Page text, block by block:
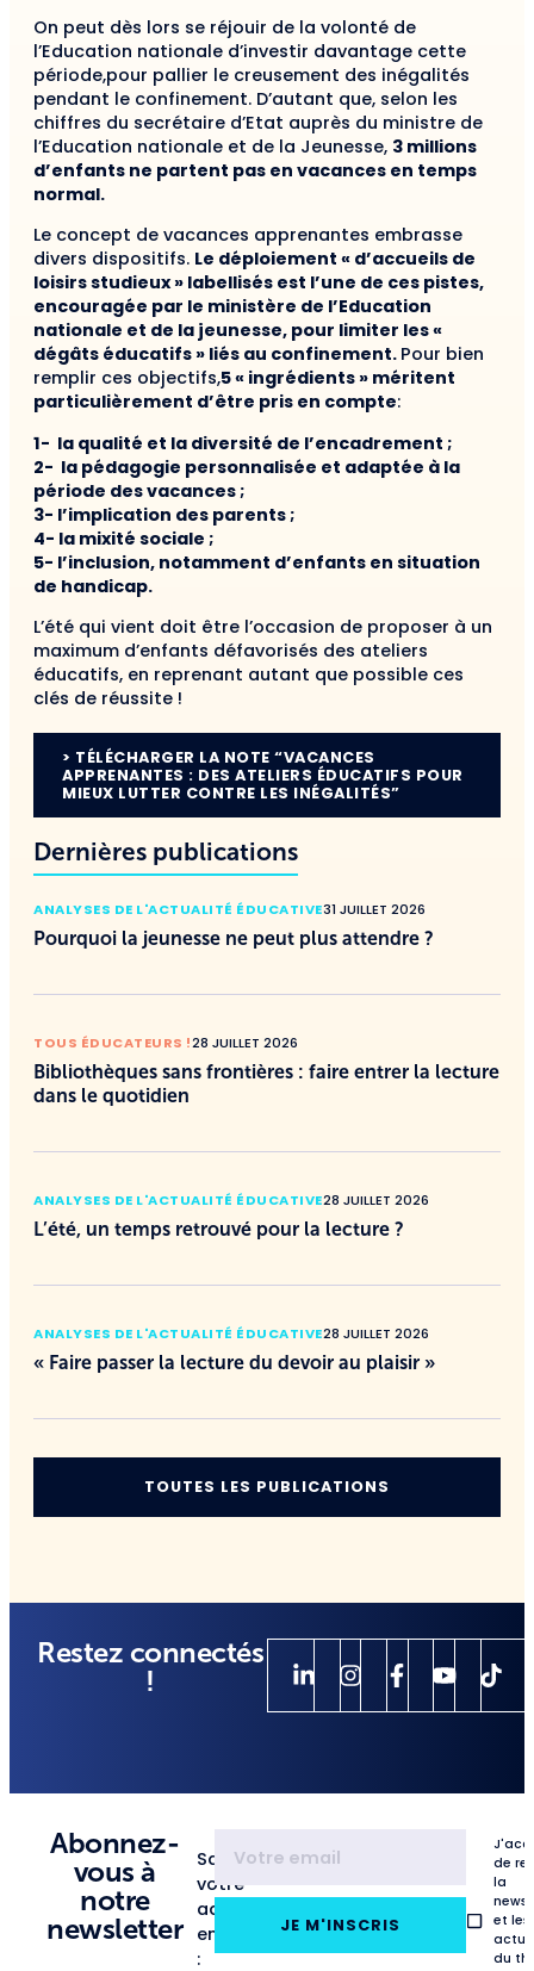
On peut dès lors se réjouir de la volonté de
l’Education nationale d’investir davantage cette
période,pour pallier le creusement des inégalités
pendant le confinement. D’autant que, selon les
chiffres du secrétaire d’Etat auprès du ministre de
l’Education nationale et de la Jeunesse, 3 millions
d’enfants ne partent pas en vacances en temps
normal.
Le concept de vacances apprenantes embrasse
divers dispositifs. Le déploiement « d’accueils de
loisirs studieux » labellisés est l’une de ces pistes,
encouragée par le ministère de l’Education
nationale et de la jeunesse, pour limiter les «
dégâts éducatifs » liés au confinement. Pour bien
remplir ces objectifs,5 « ingrédients » méritent
particulièrement d’être pris en compte:
1- la qualité et la diversité de l’encadrement ;
2- la pédagogie personnalisée et adaptée à la
période des vacances ;
3- l’implication des parents ;
4- la mixité sociale ;
5- l’inclusion, notamment d’enfants en situation
de handicap.
L’été qui vient doit être l’occasion de proposer à un
maximum d’enfants défavorisés des ateliers
éducatifs, en reprenant autant que possible ces
clés de réussite !
> TÉLÉCHARGER LA NOTE “VACANCES
APPRENANTES : DES ATELIERS ÉDUCATIFS POUR
MIEUX LUTTER CONTRE LES INÉGALITÉS”
Dernières publications
ANALYSES DE L'ACTUALITÉ ÉDUCATIVE31 JUILLET 2026
Pourquoi la jeunesse ne peut plus attendre ?
TOUS ÉDUCATEURS !28 JUILLET 2026
Bibliothèques sans frontières : faire entrer la lecture
dans le quotidien
ANALYSES DE L'ACTUALITÉ ÉDUCATIVE28 JUILLET 2026
L’été, un temps retrouvé pour la lecture ?
ANALYSES DE L'ACTUALITÉ ÉDUCATIVE28 JUILLET 2026
« Faire passer la lecture du devoir au plaisir »
TOUTES LES PUBLICATIONS
Restez connectés
!
Abonnez-
vous à
notre
newsletter
Saisissez
votre
adresse
email
:
JE M'INSCRIS
de
la
et les
du